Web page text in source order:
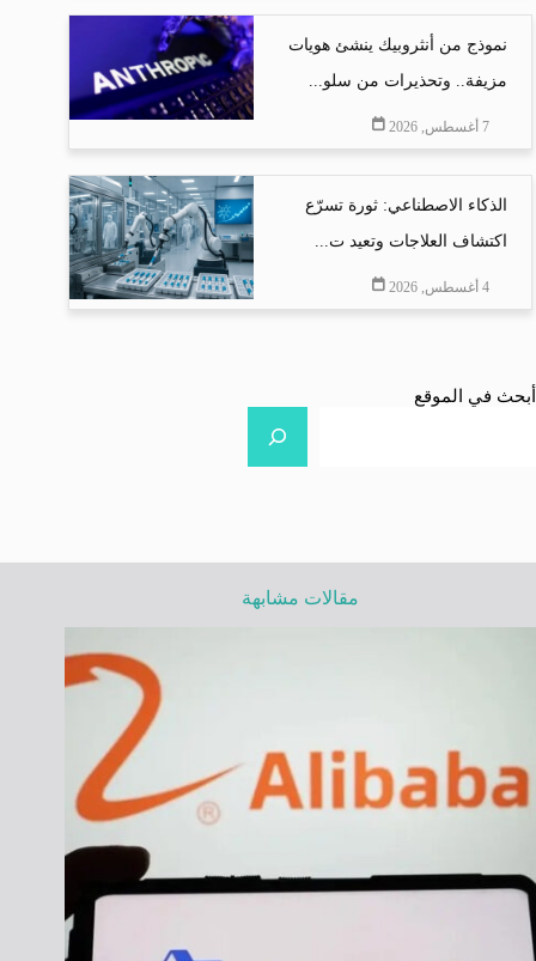
نموذج من أنثروبيك ينشئ هويات
مزيفة.. وتحذيرات من سلو...
7 أغسطس, 2026
الذكاء الاصطناعي: ثورة تسرّع
اكتشاف العلاجات وتعيد ت...
4 أغسطس, 2026
أبحث في الموقع
مقالات مشابهة